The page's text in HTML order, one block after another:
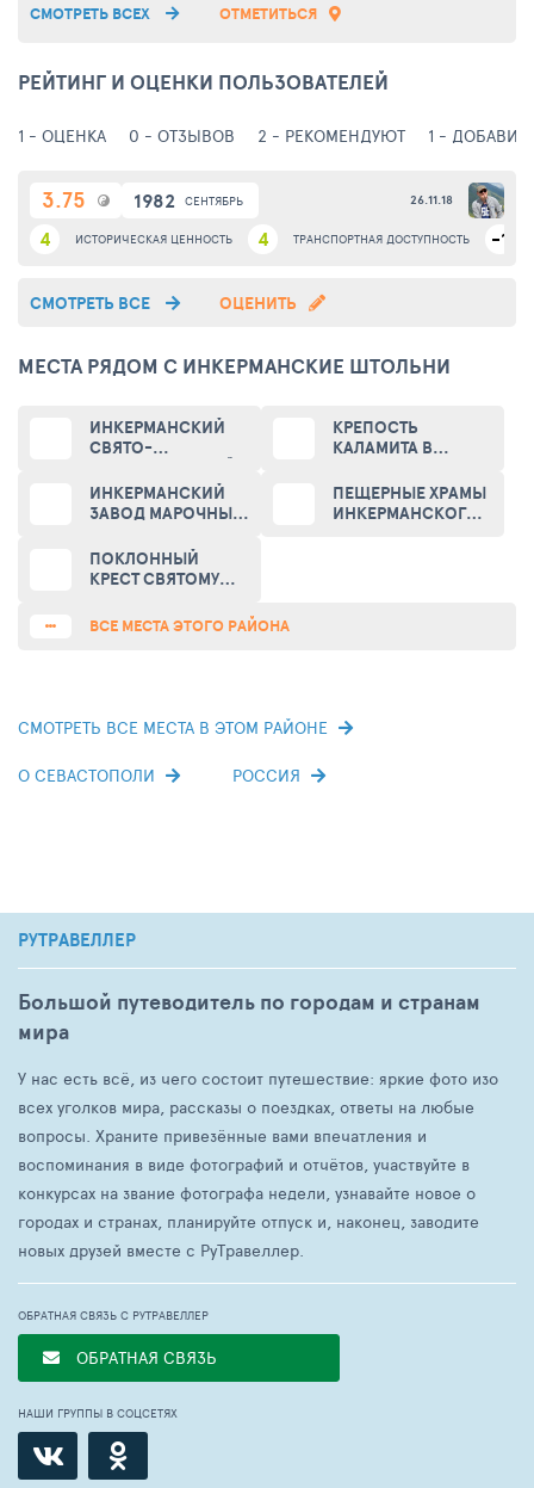
СМОТРЕТЬ ВСЕХ ОТМЕТИТЬСЯ
РЕЙТИНГ И ОЦЕНКИ ПОЛЬЗОВАТЕЛЕЙ
1 - ОЦЕНКА 0 - ОТЗЫВОВ 2 - РЕКОМЕНДУЮТ 1 -
3.75
4 ИСТОРИЧЕСКАЯ ЦЕННОСТЬ 4 ТРАНСПОРТНАЯ ДОСТУПНОСТЬ -1
1982 СЕНТЯБРЬ 26.11.18
СМОТРЕТЬ ВСЕ ОЦЕНИТЬ
МЕСТА РЯДОМ С ИНКЕРМАНСКИЕ ШТОЛЬНИ
ИНКЕРМАНСКИЙ
СВЯТО-
ПЕЩЕРНЫЙ
МУЖСКОЙ
CLEMENT INKERMAN
CAVE MONASTERY)
КРЕПОСТЬ
КАЛАМИТА В
(KALAMITA
FORTRESS,
ИНКЕРМАНСКИЙ
ЗАВОД МАРОЧНЫХ
WINERY)
ПЕЩЕРНЫЕ ХРАМЫ
ИНКЕРМАНСКОГО
ПОКЛОННЫЙ
КРЕСТ СВЯТОМУ
ВСЕ МЕСТА ЭТОГО РАЙОНА
СМОТРЕТЬ ВСЕ МЕСТА В ЭТОМ РАЙОНЕ
О СЕВАСТОПОЛИ РОССИЯ
РУТРАВЕЛЛЕР
Большой путеводитель по городам и странам
мира
У нас есть всё, из чего состоит путешествие: яркие фото изо
всех уголков мира, рассказы о поездках, ответы на любые
вопросы. Храните привезённые вами впечатления и
воспоминания в виде фотографий и отчётов, участвуйте в
конкурсах на звание фотографа недели, узнавайте новое о
городах и странах, планируйте отпуск и, наконец, заводите
новых друзей вместе с РуТравеллер.
ОБРАТНАЯ СВЯЗЬ С РУТРАВЕЛЛЕР
ОБРАТНАЯ СВЯЗЬ
НАШИ ГРУППЫ В СОЦСЕТЯХ